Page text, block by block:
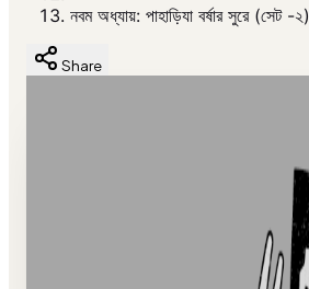
নবম অধ্যায়: পাহাড়িযা বর্ষার সুরে (সেট -২)
Share